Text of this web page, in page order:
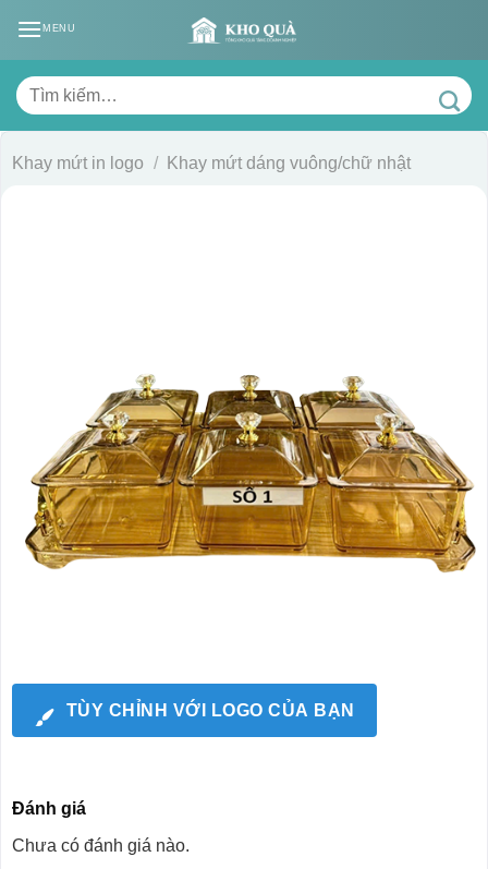
MENU
Tìm
kiếm:
Khay mứt in logo / Khay mứt dáng vuông/chữ nhật
TÙY CHỈNH VỚI LOGO CỦA BẠN
Đánh giá
Chưa có đánh giá nào.